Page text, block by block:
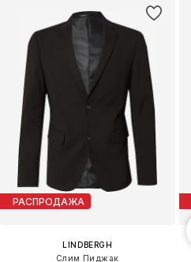
РАСПРОДАЖА
LINDBERGH
Слим Пиджак